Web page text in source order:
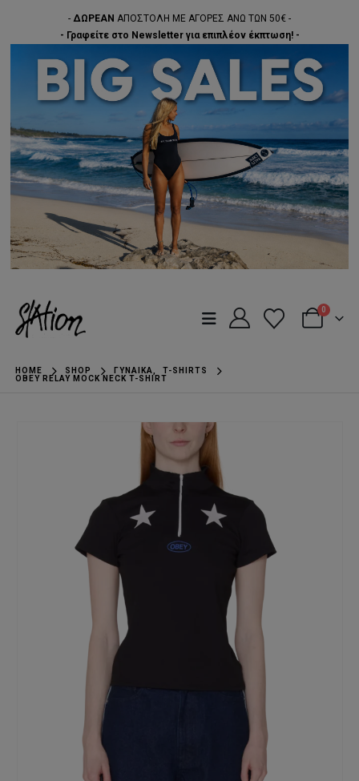
- ΔΩΡΕΑΝ ΑΠΟΣΤΟΛΗ ΜΕ ΑΓΟΡΕΣ ΑΝΩ ΤΩΝ 50€ -
- Γραφείτε στο Newsletter για επιπλέον έκπτωση! -
0
HOME SHOP ΓΥΝΑΊΚΑ,
T-SHIRTS
OBEY RELAY MOCK NECK T-SHIRT